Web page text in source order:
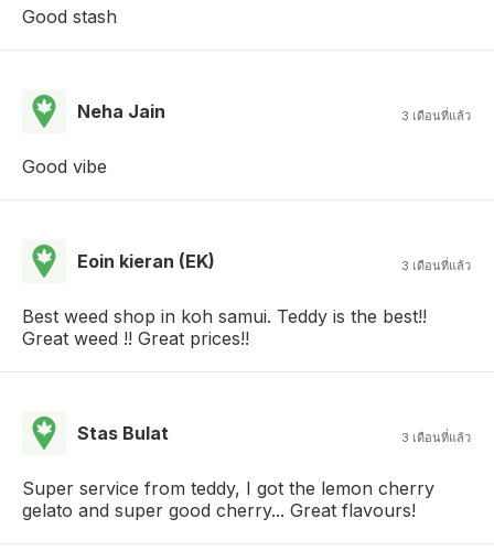
Good stash
Neha Jain 3 เดือนที่แล้ว
Good vibe
Eoin kieran (EK) 3 เดือนที่แล้ว
Best weed shop in koh samui. Teddy is the best!!
Great weed !! Great prices!!
Stas Bulat 3 เดือนที่แล้ว
Super service from teddy, I got the lemon cherry
gelato and super good cherry... Great flavours!